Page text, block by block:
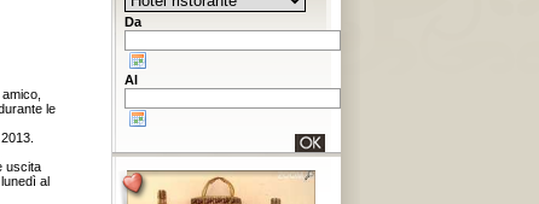
le
uscita
al
Da
Al